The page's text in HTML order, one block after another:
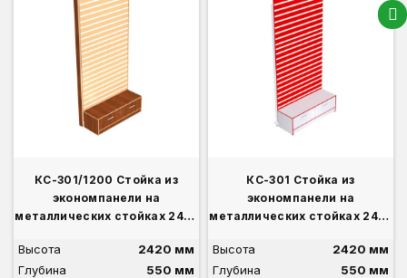
КС-301/1200 Стойка из
экономпанели на
металлических стойках 240-
Высота
2420 мм
Глубина
550 мм
КС-301 Стойка из
экономпанели на
металлических стойках 240-
Высота
2420 мм
Глубина
550 мм